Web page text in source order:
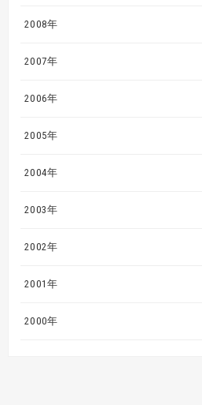
2008年
2007年
2006年
2005年
2004年
2003年
2002年
2001年
2000年